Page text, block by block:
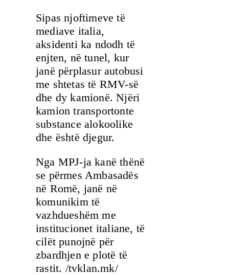
Sipas njoftimeve të
mediave italia,
aksidenti ka ndodh të
enjten, në tunel, kur
janë përplasur autobusi
me shtetas të RMV-së
dhe dy kamionë. Njëri
kamion transportonte
substance alokoolike
dhe është djegur.
Nga MPJ-ja kanë thënë
se përmes Ambasadës
në Romë, janë në
komunikim të
vazhdueshëm me
institucionet italiane, të
cilët punojnë për
zbardhjen e plotë të
rastit. /tvklan.mk/